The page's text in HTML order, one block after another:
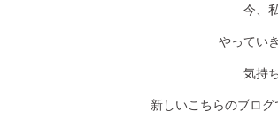
今、
やってい
気持
新しいこちらのブログ